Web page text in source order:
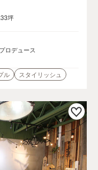
坪
ロデュース
ル スタイリッシュ